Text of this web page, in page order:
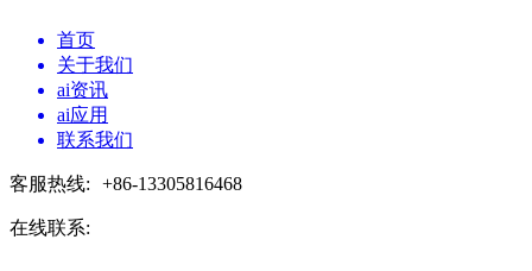
首页
关于我们
ai资讯
ai应用
联系我们
客服热线: +86-13305816468
在线联系: